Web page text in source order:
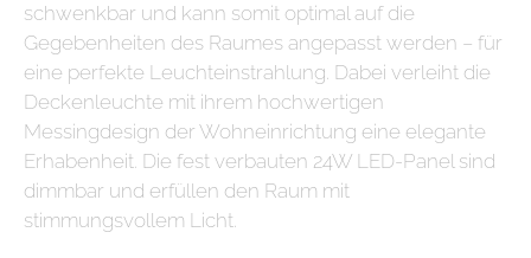
schwenkbar und kann somit optimal auf die
Gegebenheiten des Raumes angepasst werden – für
eine perfekte Leuchteinstrahlung. Dabei verleiht die
Deckenleuchte mit ihrem hochwertigen
Messingdesign der Wohneinrichtung eine elegante
Erhabenheit. Die fest verbauten 24W LED-Panel sind
dimmbar und erfüllen den Raum mit
stimmungsvollem Licht.